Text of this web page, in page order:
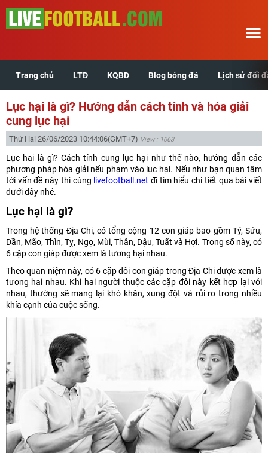
Trang chủ LTĐ KQBD Blog bóng đá Lịch sử đối
Lục hại là gì? Hướng dẫn cách tính và hóa giải
cung lục hại
Thứ Hai 26/06/2023 10:44:06(GMT+7) View : 1063
Lục hai là gì? Cách tính cung lục hại như thế nào, hướng dẫn các
phương pháp hóa giải nếu phạm vào lục hại. Nếu như bạn quan tâm
tới vấn đề này thì cùng livefootball.net đi tìm hiểu chi tiết qua bài viết
dưới đây nhé.
Lục hại là gì?
Trong hệ thống Địa Chi, có tổng cộng 12 con giáp bao gồm Tý, Sửu,
Dần, Mão, Thìn, Tỵ, Ngọ, Mùi, Thân, Dậu, Tuất và Hợi. Trong số này, có
6 cặp con giáp được xem là tương hại nhau.
Theo quan niệm này, có 6 cặp đôi con giáp trong Địa Chi được xem là
tương hại nhau. Khi hai người thuộc các cặp đôi này kết hợp lại với
nhau, thường sẽ mang lại khó khăn, xung đột và rủi ro trong nhiều
khía cạnh của cuộc sống.
Trang chủ
LTĐ
KQBD
Blog bóng đá
Lịch sử đối đầu
Xem tuổi hợp